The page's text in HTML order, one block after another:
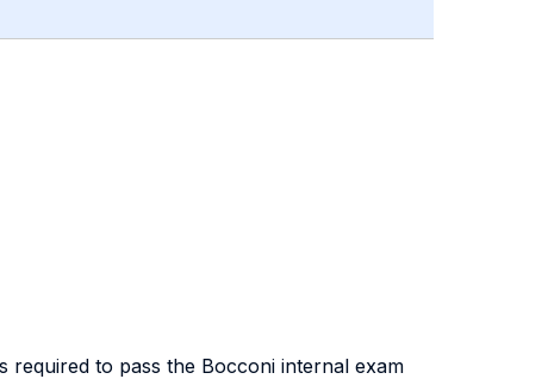
required to pass the Bocconi internal exam